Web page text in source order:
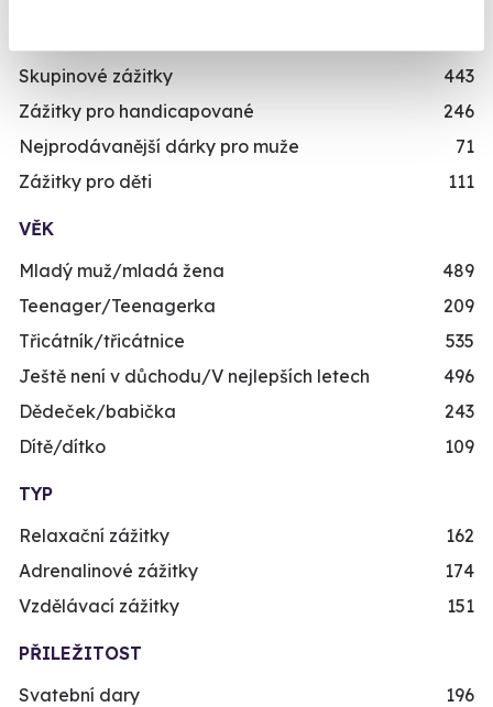
Skupinové zážitky
443
Zážitky pro handicapované
246
Nejprodávanější dárky pro muže
71
Zážitky pro děti
111
VĚK
Mladý muž/mladá žena
489
Teenager/Teenagerka
209
Třicátník/třicátnice
535
Ještě není v důchodu/V nejlepších letech
496
Dědeček/babička
243
Dítě/dítko
109
TYP
Relaxační zážitky
162
Adrenalinové zážitky
174
Vzdělávací zážitky
151
PŘILEŽITOST
Svatební dary
196